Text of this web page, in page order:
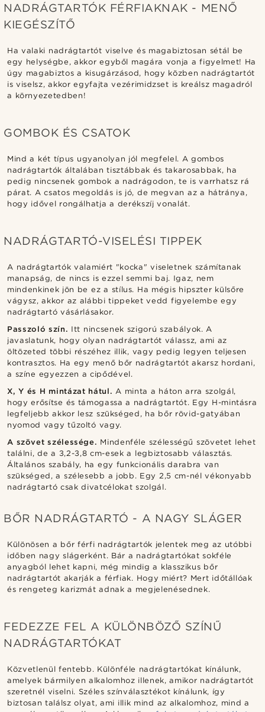
NADRÁGTARTÓK FÉRFIAKNAK - MENŐ
KIEGÉSZÍTŐ
Ha valaki nadrágtartót viselve és magabiztosan sétál be
egy helységbe, akkor egyből magára vonja a figyelmet! Ha
úgy magabiztos a kisugárzásod, hogy közben nadrágtartót
is viselsz, akkor egyfajta vezérimidzset is kreálsz magadról
a környezetedben!
GOMBOK ÉS CSATOK
Mind a két típus ugyanolyan jól megfelel. A gombos
nadrágtartók általában tisztábbak és takarosabbak, ha
pedig nincsenek gombok a nadrágodon, te is varrhatsz rá
párat. A csatos megoldás is jó, de megvan az a hátránya,
hogy idővel rongálhatja a derékszíj vonalát.
NADRÁGTARTÓ-VISELÉSI TIPPEK
A nadrágtartók valamiért "kocka" viseletnek számítanak
manapság, de nincs is ezzel semmi baj. Igaz, nem
mindenkinek jön be ez a stílus. Ha mégis hipszter külsőre
vágysz, akkor az alábbi tippeket vedd figyelembe egy
nadrágtartó vásárlásakor.
Passzoló szín. Itt nincsenek szigorú szabályok. A
javaslatunk, hogy olyan nadrágtartót válassz, ami az
öltözeted többi részéhez illik, vagy pedig legyen teljesen
kontrasztos. Ha egy menő bőr nadrágtartót akarsz hordani,
a színe egyezzen a cipődével.
X, Y és H mintázat hátul. A minta a háton arra szolgál,
hogy erősítse és támogassa a nadrágtartót. Egy H-mintásra
legfeljebb akkor lesz szükséged, ha bőr rövid-gatyában
nyomod vagy tűzoltó vagy.
A szövet szélessége. Mindenféle szélességű szövetet lehet
találni, de a 3,2-3,8 cm-esek a legbiztosabb választás.
Általános szabály, ha egy funkcionális darabra van
szükséged, a szélesebb a jobb. Egy 2,5 cm-nél vékonyabb
nadrágtartó csak divatcélokat szolgál.
BŐR NADRÁGTARTÓ - A NAGY SLÁGER
Különösen a bőr férfi nadrágtartók jelentek meg az utóbbi
időben nagy slágerként. Bár a nadrágtartókat sokféle
anyagból lehet kapni, még mindig a klasszikus bőr
nadrágtartót akarják a férfiak. Hogy miért? Mert időtállóak
és rengeteg karizmát adnak a megjelenésednek.
FEDEZZE FEL A KÜLÖNBÖZŐ SZÍNŰ
NADRÁGTARTÓKAT
Közvetlenül fentebb. Különféle nadrágtartókat kínálunk,
amelyek bármilyen alkalomhoz illenek, amikor nadrágtartót
szeretnél viselni. Széles színválasztékot kínálunk, így
biztosan találsz olyat, ami illik mind az alkalomhoz, mind a